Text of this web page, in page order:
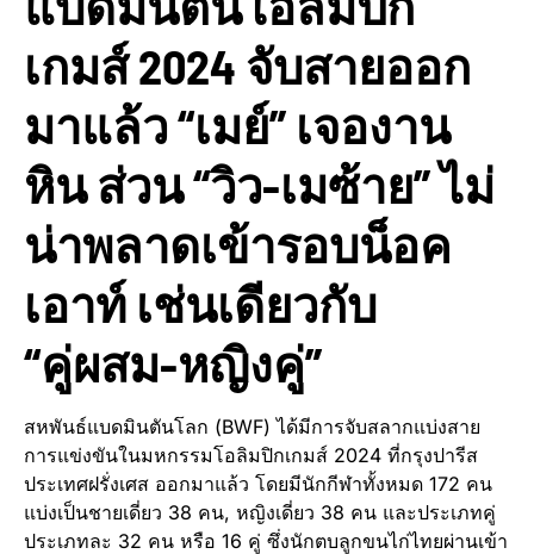
เกมส์ 2024 จับสายออก
มาแล้ว “เมย์” เจองาน
หิน ส่วน “วิว-เมซ้าย” ไม่
น่าพลาดเข้ารอบน็อค
เอาท์ เช่นเดียวกับ
“คู่ผสม-หญิงคู่”
สหพันธ์แบดมินตันโลก (BWF) ได้มีการจับสลากแบ่งสาย
การแข่งขันในมหกรรมโอลิมปิกเกมส์ 2024 ที่กรุงปารีส
ประเทศฝรั่งเศส ออกมาแล้ว โดยมีนักกีฬาทั้งหมด 172 คน
แบ่งเป็นชายเดี่ยว 38 คน, หญิงเดี่ยว 38 คน และประเภทคู่
ประเภทละ 32 คน หรือ 16 คู่ ซึ่งนักตบลูกขนไก่ไทยผ่านเข้า